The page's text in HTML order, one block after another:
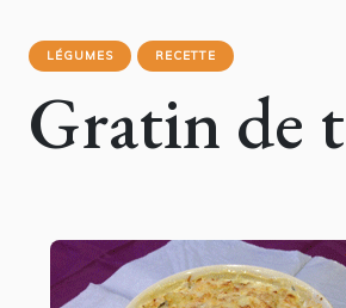
LÉGUMES RECETTE
Gratin de